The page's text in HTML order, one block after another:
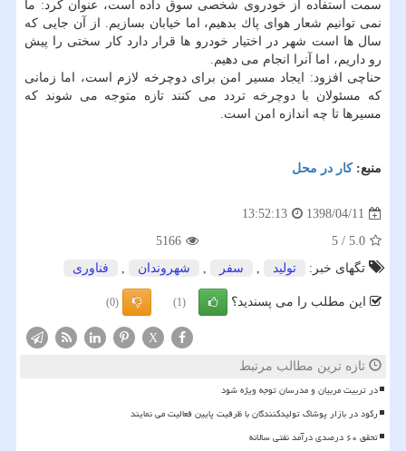
سمت استفاده از خودروی شخصی سوق داده است، عنوان كرد: ما
نمی توانیم شعار هوای پاك بدهیم، اما خیابان بسازیم. از آن جایی كه
سال ها است شهر در اختیار خودرو ها قرار دارد كار سختی را پیش
رو داریم، اما آنرا انجام می دهیم.
حناچی افزود: ایجاد مسیر امن برای دوچرخه لازم است، اما زمانی
كه مسئولان با دوچرخه تردد می كنند تازه متوجه می شوند كه
مسیرها تا چه اندازه امن است.
منبع:كار در محل
1398/04/11
13:52:13
5.0
/
5
5166
تگهای خبر:
تولید , سفر , شهروندان , فناوری
این مطلب را می پسندید؟ (1)
(0)
X
تازه ترین مطالب مرتبط
در تربیت مربیان و مدرسان توجه ویژه شود
رکود در بازار پوشاک تولیدکنندگان با ظرفیت پایین فعالیت می نمایند
تحقق ۶۰ درصدی درآمد نفتی سالانه